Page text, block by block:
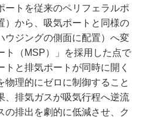
ートを従来のペリフェラルポ
）から、吸気ポートと同様の
ウジングの側面に配置）へ変
ト（MSP）」を採用した点で
と排気ポートが同時に開く
物理的にゼロに制御すること
、排気ガスが吸気行程へ逆流
の排出を劇的に低減させ、ク